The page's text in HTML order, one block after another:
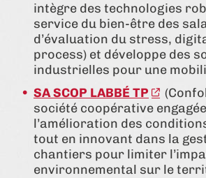
intègre des technologies
service du bien-être des
d’évaluation du stress,
process) et développe des
industrielles pour une
SA SCOP LABBÉ TP
société coopérative
l’amélioration des
tout en innovant dans la
chantiers pour limiter
environnemental sur le